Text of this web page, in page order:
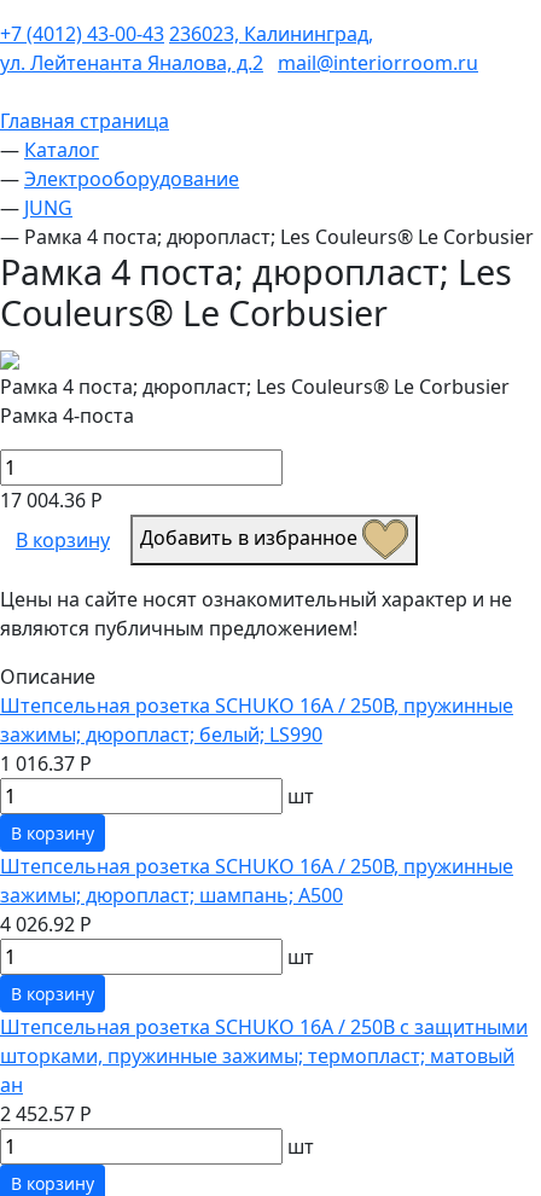
+7 (4012) 43-00-43236023, Калининград,
ул. Лейтенанта Яналова, д.2 mail@interiorroom.ru
Главная страница
— Каталог
—Электрооборудование
— JUNG
— Рамка 4 поста; дюропласт; Les Couleurs® Le Corbusier
Рамка 4 поста; дюропласт; Les
Couleurs® Le Corbusier
Рамка 4 поста; дюропласт; Les Couleurs® Le Corbusier
Рамка 4-поста
17 004.36 Р
В корзину
Добавить в избранное
Цены на сайте носят ознакомительный характер и не
являются публичным предложением!
Описание
Штепсельная розетка SCHUKO 16А / 250В, пружинные
зажимы; дюропласт; белый; LS990
1 016.37 Р
шт
В корзину
Штепсельная розетка SCHUKO 16А / 250В, пружинные
зажимы; дюропласт; шампань; A500
4 026.92 Р
шт
В корзину
Штепсельная розетка SCHUKO 16А / 250В с защитными
шторками, пружинные зажимы; термопласт; матовый
ан
2 452.57 Р
шт
В корзину